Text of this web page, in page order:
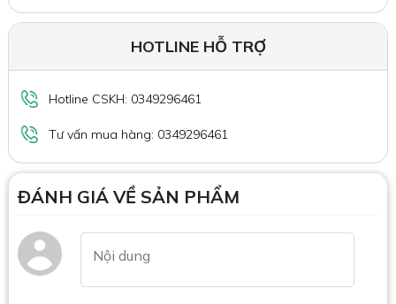
HOTLINE HỖ TRỢ
Hotline CSKH: 0349296461
Tư vấn mua hàng: 0349296461
ĐÁNH GIÁ VỀ SẢN PHẨM